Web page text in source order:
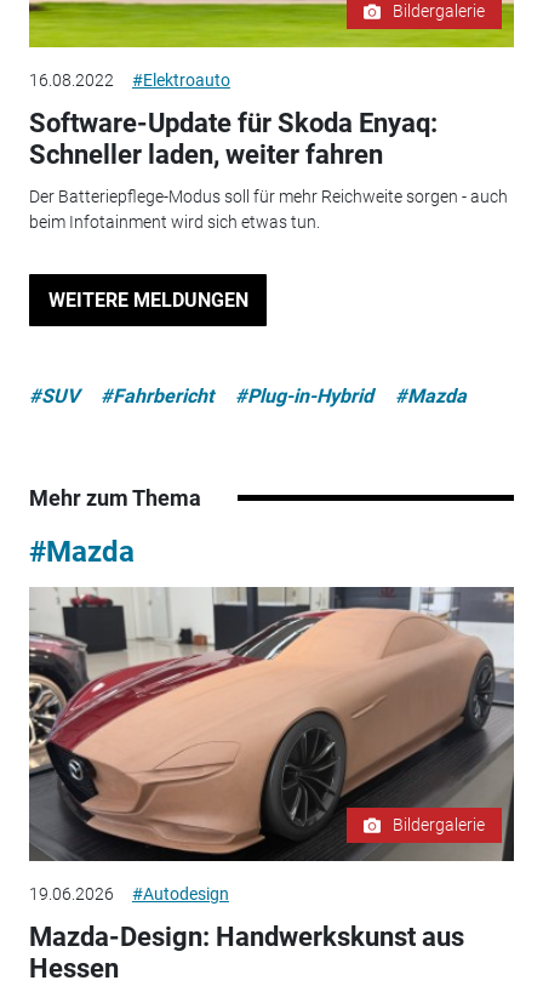
Bildergalerie
16.08.2022 #Elektroauto
Software-Update für Skoda Enyaq:
Schneller laden, weiter fahren
Der Batteriepflege-Modus soll für mehr Reichweite sorgen - auch
beim Infotainment wird sich etwas tun.
WEITERE MELDUNGEN
#SUV #Fahrbericht #Plug-in-Hybrid #Mazda
Mehr zum Thema
#Mazda
Bildergalerie
19.06.2026 #Autodesign
Mazda-Design: Handwerkskunst aus
Hessen